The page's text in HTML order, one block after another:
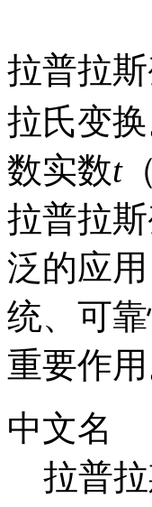
拉普拉
拉氏变换
数实数t（
拉普拉
泛的应
统、可
重要作用
中文名
拉普